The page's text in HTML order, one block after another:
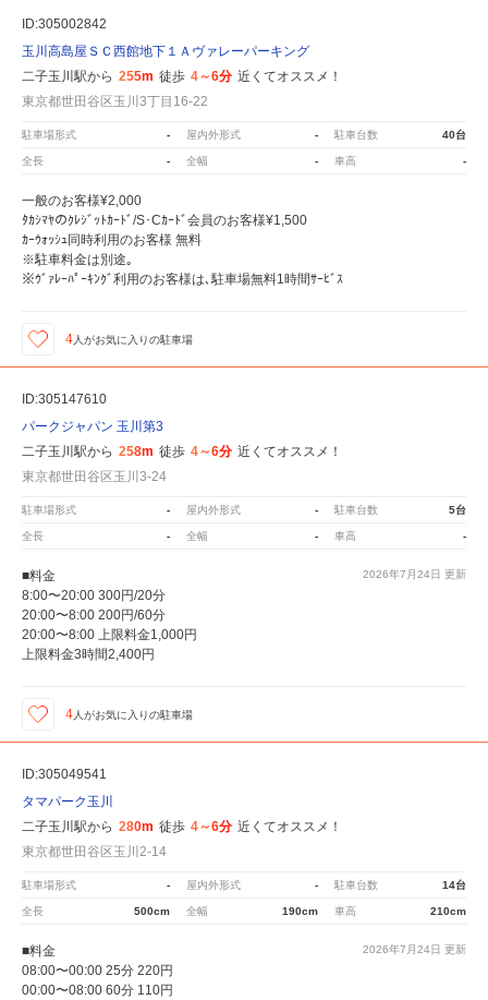
ID:305002842
玉川高島屋ＳＣ西館地下１Ａヴァレーパーキング
二子玉川駅から 255m 徒歩 4～6分 近くてオススメ！
東京都世田谷区玉川3丁目16-22
駐車場形式 - 屋内外形式 - 駐車台数 40台
全長 - 全幅 - 車高 -
一般のお客様¥2,000
ﾀｶｼﾏﾔのｸﾚｼﾞｯﾄｶｰﾄﾞ/S･Cｶｰﾄﾞ会員のお客様¥1,500
ｶｰｳｫｯｼｭ同時利用のお客様 無料
※駐車料金は別途｡
※ｳﾞｧﾚｰﾊﾟｰｷﾝｸﾞ利用のお客様は､駐車場無料1時間ｻｰﾋﾞｽ
4人がお気に入りの駐車場
ID:305147610
パークジャパン 玉川第3
二子玉川駅から 258m 徒歩 4～6分 近くてオススメ！
東京都世田谷区玉川3-24
駐車場形式 - 屋内外形式 - 駐車台数 5台
全長 - 全幅 - 車高 -
2026年7月24日 更新
■料金
8:00〜20:00 300円/20分
20:00〜8:00 200円/60分
20:00〜8:00 上限料金1,000円
上限料金3時間2,400円
4人がお気に入りの駐車場
ID:305049541
タマパーク玉川
二子玉川駅から 280m 徒歩 4～6分 近くてオススメ！
東京都世田谷区玉川2-14
駐車場形式 - 屋内外形式 - 駐車台数 14台
全長 500cm 全幅 190cm 車高 210cm
2026年7月24日 更新
■料金
08:00〜00:00 25分 220円
00:00〜08:00 60分 110円